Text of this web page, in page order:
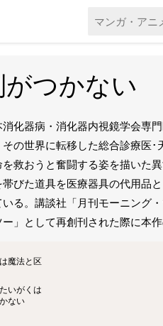
つかない
化器病・消化器内視鏡学会専
の世界に転移した総合診療医
救おうと奮闘する姿を描いた
びた道具を医療器具の代用品
る。講談社「月刊モーニング
」として再創刊された際に本
魔法と区
いがくは
ない